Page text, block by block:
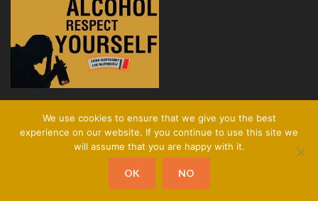
Tabletop-Dispensers
We use cookies to ensure that we give you the best
experience on our website. If you continue to use this site we
will assume that you are happy with it.
OK NO